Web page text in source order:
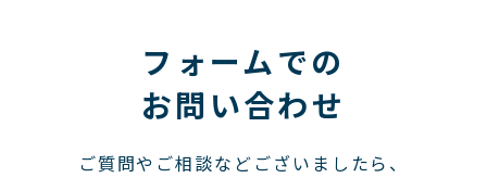
フォームでの
お問い合わせ
ご質問やご相談などございましたら、